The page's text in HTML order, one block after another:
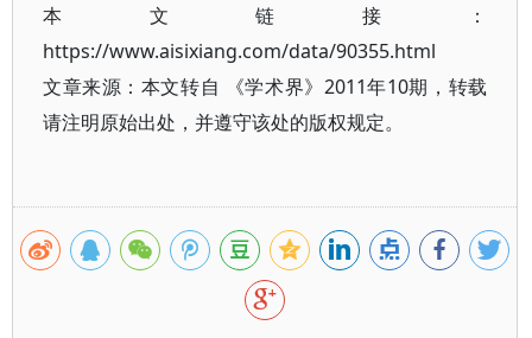
本文链接：
https://www.aisixiang.com/data/90355.html
文章来源：本文转自 《学术界》2011年10期，转载
请注明原始出处，并遵守该处的版权规定。